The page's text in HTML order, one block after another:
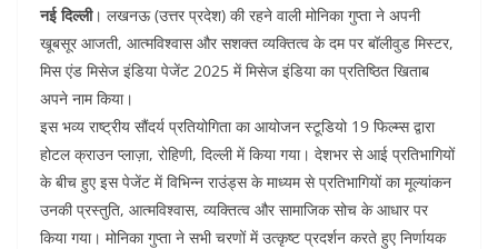
c
e
b
o
o
k
itt
er
at
s
p
p
ai
l
k
e
n
d
di
नई दिल्ली। लखनऊ (उत्तर प्रदेश) की रहने वाली मोनिका गुप्ता ने अपनी
खूबसूर आजती, आत्मविश्वास और सशक्त व्यक्तित्व के दम पर बॉलीवुड मिस्टर,
मिस एंड मिसेज इंडिया पेजेंट 2025 में मिसेज इंडिया का प्रतिष्ठित खिताब
अपने नाम किया।
इस भव्य राष्ट्रीय सौंदर्य प्रतियोगिता का आयोजन स्टूडियो 19 फिल्म्स द्वारा
होटल क्राउन प्लाज़ा, रोहिणी, दिल्ली में किया गया। देशभर से आई प्रतिभागियों
के बीच हुए इस पेजेंट में विभिन्न राउंड्स के माध्यम से प्रतिभागियों का मूल्यांकन
उनकी प्रस्तुति, आत्मविश्वास, व्यक्तित्व और सामाजिक सोच के आधार पर
किया गया। मोनिका गुप्ता ने सभी चरणों में उत्कृष्ट प्रदर्शन करते हुए निर्णायक